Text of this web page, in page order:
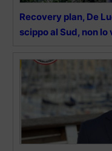
Recovery plan, De
scippo al Sud, non lo